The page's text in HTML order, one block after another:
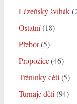
Lázeňský švihák
Ostatní(18)
Přebor(5)
Propozice(46)
Tréninky dětí(5)
Turnaje děti (94)